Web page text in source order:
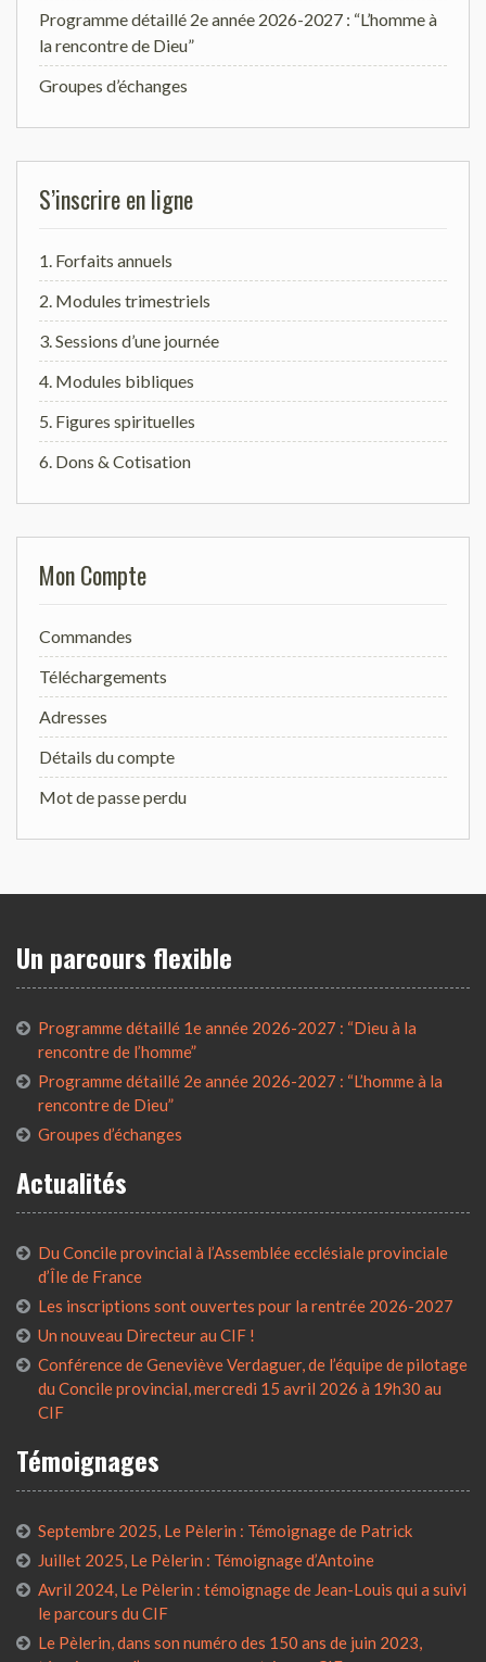
Programme détaillé 2e année 2026-2027 : “L’homme à
la rencontre de Dieu”
Groupes d’échanges
S’inscrire en ligne
1. Forfaits annuels
2. Modules trimestriels
3. Sessions d’une journée
4. Modules bibliques
5. Figures spirituelles
6. Dons & Cotisation
Mon Compte
Commandes
Téléchargements
Adresses
Détails du compte
Mot de passe perdu
Un parcours flexible
Programme détaillé 1e année 2026-2027 : “Dieu à la
rencontre de l’homme”
Programme détaillé 2e année 2026-2027 : “L’homme à la
rencontre de Dieu”
Groupes d’échanges
Actualités
Du Concile provincial à l’Assemblée ecclésiale provinciale
d’Île de France
Les inscriptions sont ouvertes pour la rentrée 2026-2027
Un nouveau Directeur au CIF !
Conférence de Geneviève Verdaguer, de l’équipe de pilotage
du Concile provincial, mercredi 15 avril 2026 à 19h30 au
CIF
Témoignages
Septembre 2025, Le Pèlerin : Témoignage de Patrick
Juillet 2025, Le Pèlerin : Témoignage d’Antoine
Avril 2024, Le Pèlerin : témoignage de Jean-Louis qui a suivi
le parcours du CIF
Le Pèlerin, dans son numéro des 150 ans de juin 2023,